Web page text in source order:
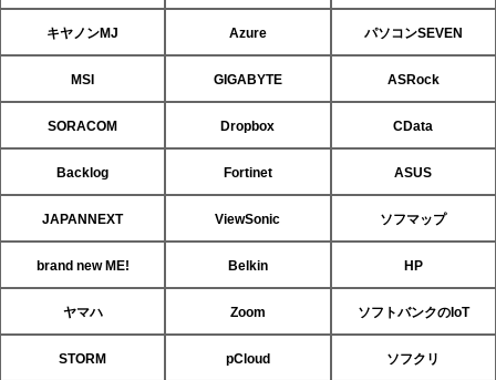
キヤノンMJ Azure パソコンSEVEN
MSI GIGABYTE ASRock
SORACOM Dropbox CData
Backlog Fortinet ASUS
JAPANNEXT ViewSonic ソフマップ
brand new ME! Belkin HP
ヤマハ Zoom ソフトバンクのIoT
STORM pCloud ソフクリ